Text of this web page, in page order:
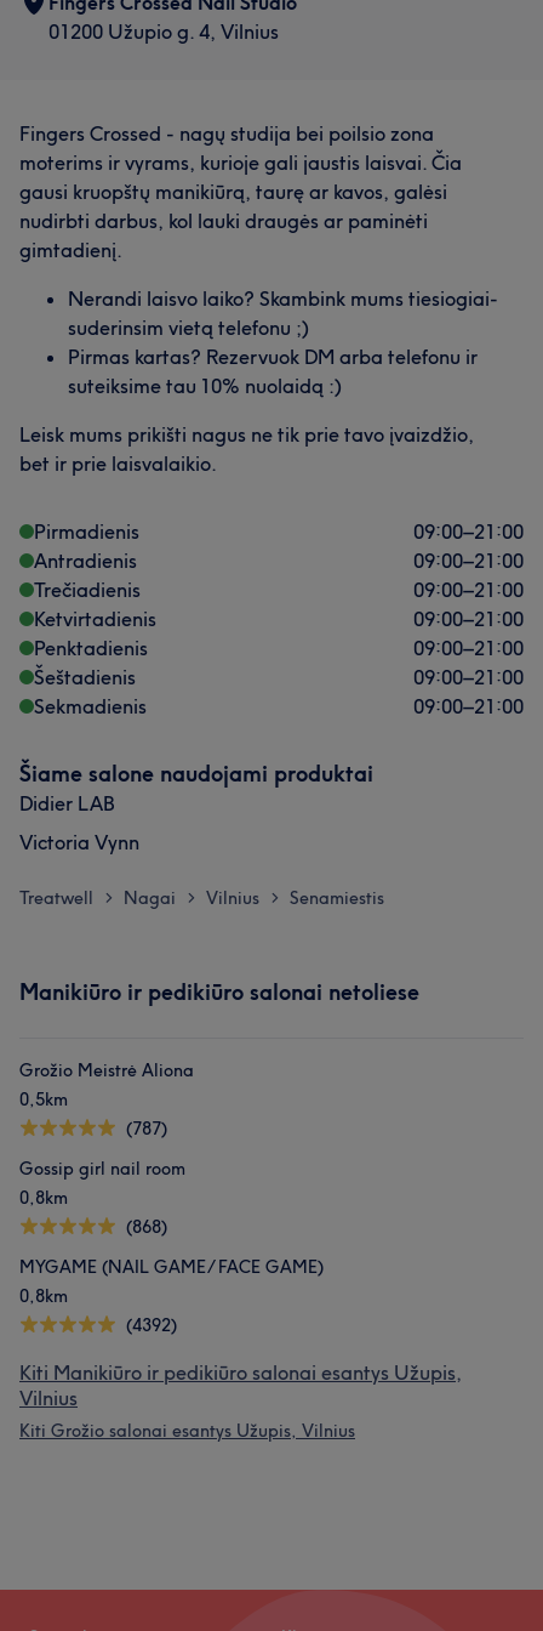
Mūsų klientų nuomonė apie darbuotoją: Emilija
Kruopštus 16 Stropus 13 Išmanantis darbą
01200 Užupio g. 4, Vilnius
Fingers Crossed - nagų studija bei poilsio zona
moterims ir vyrams, kurioje gali jaustis laisvai. Čia
gausi kruopštų manikiūrą, taurę ar kavos, galėsi
nudirbti darbus, kol lauki draugės ar paminėti
gimtadienį.
Nerandi laisvo laiko? Skambink mums tiesiogiai-
suderinsim vietą telefonu ;)
Pirmas kartas? Rezervuok DM arba telefonu ir
suteiksime tau 10% nuolaidą :)
Leisk mums prikišti nagus ne tik prie tavo įvaizdžio,
bet ir prie laisvalaikio.
Pirmadienis 09:00–21:00
Antradienis
09:00–21:00
Trečiadienis
09:00–21:00
Ketvirtadienis
09:00–21:00
Penktadienis
09:00–21:00
Šeštadienis
09:00–21:00
Sekmadienis
09:00–21:00
Šiame salone naudojami produktai
Didier LAB
Victoria Vynn
Treatwell > Nagai > Vilnius > Senamiestis
Manikiūro ir pedikiūro salonai netoliese
Grožio Meistrė Aliona
0,5km
(787)
Gossip girl nail room
0,8km
(868)
MYGAME (NAIL GAME/ FACE GAME)
0,8km
(4392)
Kiti Manikiūro ir pedikiūro salonai esantys Užupis,
Vilnius
Kiti Grožio salonai esantys Užupis, Vilnius